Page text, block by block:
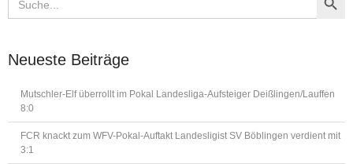
for:
Neueste Beiträge
Mutschler-Elf überrollt im Pokal Landesliga-Aufsteiger Deißlingen/Lauffen
8:0
FCR knackt zum WFV-Pokal-Auftakt Landesligist SV Böblingen verdient mit
3:1